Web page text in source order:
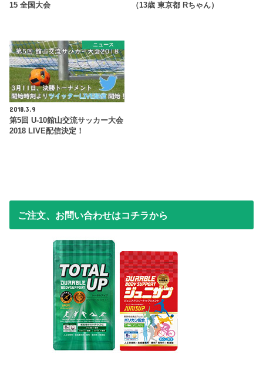
15 全国大会
（13歳 東京都 Rちゃん）
ニュース
2018.3.9
第5回 U-10館山交流サッカー大会
2018 LIVE配信決定！
ご注文、お問い合わせはコチラから